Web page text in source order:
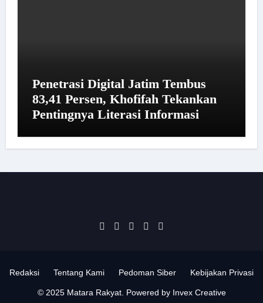
Penetrasi Digital Jatim Tembus
83,41 Persen, Khofifah Tekankan
Pentingnya Literasi Informasi
Redaksi Tentang Kami Pedoman Siber Kebijakan Privasi
© 2025 Matara Rakyat. Powered by Invex Creative